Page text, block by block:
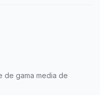
de gama media de